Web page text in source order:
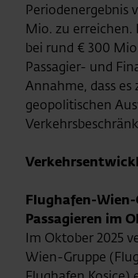
Periodenergebnis
Mio. zu erreichen.
bei rund € 300
Passagier- und
Annahme, dass
geopolitischen
Flughafen-Wien-
Passagieren im
Im Oktober 2025
Wien-Gruppe